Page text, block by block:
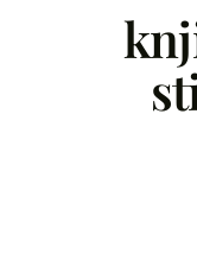
Facebook